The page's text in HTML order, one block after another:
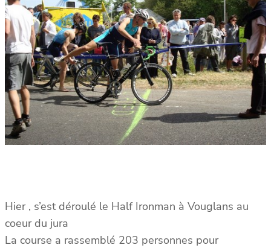
Hier , s’est déroulé le Half Ironman à Vouglans au
coeur du jura
La course a rassemblé 203 personnes pour